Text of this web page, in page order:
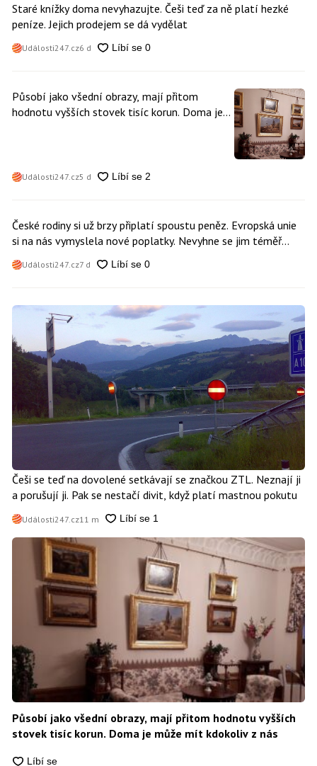
Staré knížky doma nevyhazujte. Češi teď za ně platí hezké
peníze. Jejich prodejem se dá vydělat
Události247.cz6 d
Působí jako všední obrazy, mají přitom
hodnotu vyšších stovek tisíc korun. Doma je
Události247.cz5 d
České rodiny si už brzy připlatí spoustu peněz. Evropská unie
si na nás vymyslela nové poplatky. Nevyhne se jim téměř
Události247.cz7 d
Češi se teď na dovolené setkávají se značkou ZTL. Neznají ji
a porušují ji. Pak se nestačí divit, když platí mastnou pokutu
Události247.cz11 m
Působí jako všední obrazy, mají přitom hodnotu vyšších
stovek tisíc korun. Doma je může mít kdokoliv z nás